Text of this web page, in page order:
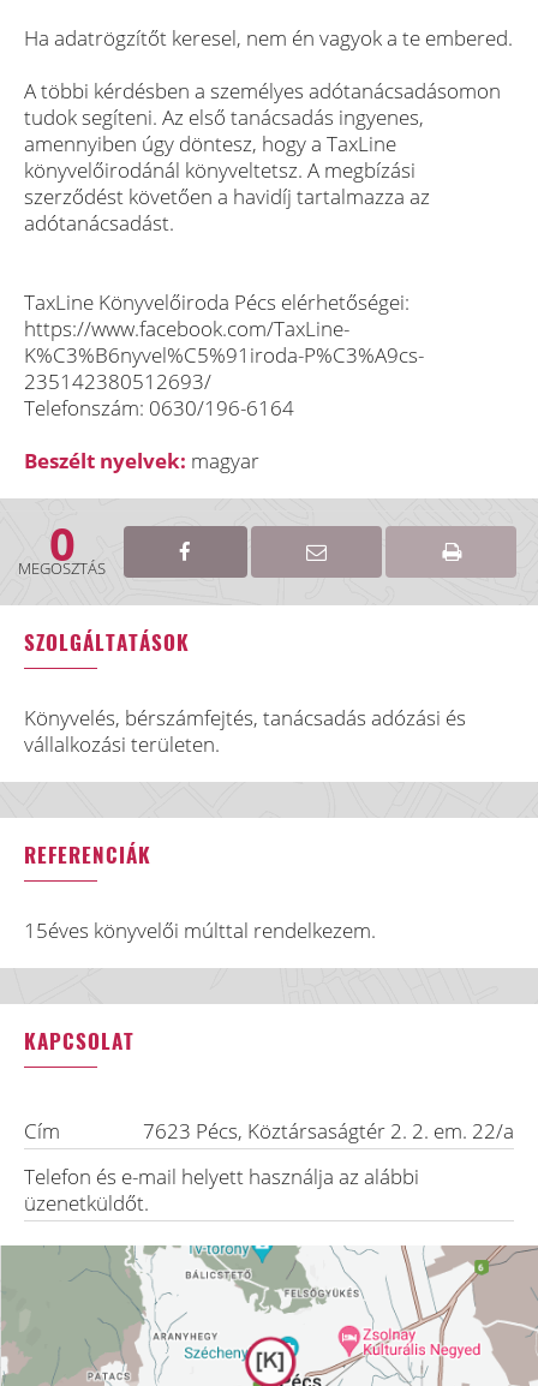
Ha adatrögzítőt keresel, nem én vagyok a te embered.
A többi kérdésben a személyes adótanácsadásomon
tudok segíteni. Az első tanácsadás ingyenes,
amennyiben úgy döntesz, hogy a TaxLine
könyvelőirodánál könyveltetsz. A megbízási
szerződést követően a havidíj tartalmazza az
adótanácsadást.
TaxLine Könyvelőiroda Pécs elérhetőségei:
https://www.facebook.com/TaxLine-
K%C3%B6nyvel%C5%91iroda-P%C3%A9cs-
235142380512693/
Telefonszám: 0630/196-6164
Beszélt nyelvek: magyar
0
MEGOSZTÁS
SZOLGÁLTATÁSOK
Könyvelés, bérszámfejtés, tanácsadás adózási és
vállalkozási területen.
REFERENCIÁK
15éves könyvelői múlttal rendelkezem.
KAPCSOLAT
Cím 7623 Pécs, Köztársaságtér 2. 2. em. 22/a
Telefon és e-mail helyett használja az alábbi
üzenetküldőt.